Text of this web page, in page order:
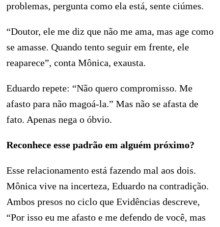
problemas, pergunta como ela está, sente ciúmes.
“Doutor, ele me diz que não me ama, mas age como
se amasse. Quando tento seguir em frente, ele
reaparece”, conta Mônica, exausta.
Eduardo repete: “Não quero compromisso. Me
afasto para não magoá-la.” Mas não se afasta de
fato. Apenas nega o óbvio.
Reconhece esse padrão em alguém próximo?
Esse relacionamento está fazendo mal aos dois.
Mônica vive na incerteza, Eduardo na contradição.
Ambos presos no ciclo que Evidências descreve,
“Por isso eu me afasto e me defendo de você, mas